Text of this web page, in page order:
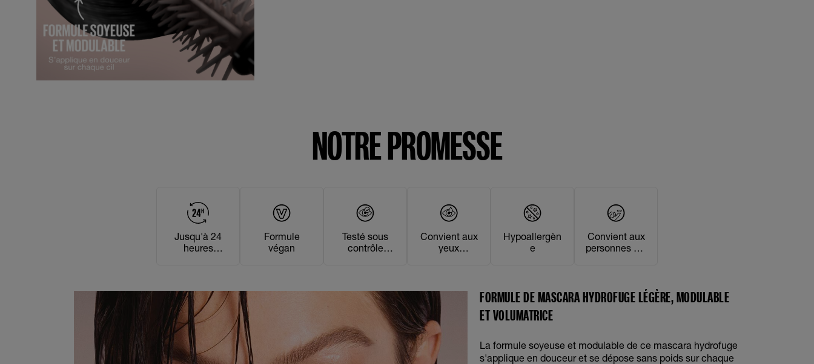
NOTRE PROMESSE
Jusqu'à 24
heures
Formule
végan
Testé sous
contrôle
Convient aux
yeux
Hypoallergèn
e
Convient aux
personnes qui
FORMULE DE MASCARA HYDROFUGE LÉGÈRE, MODULABLE
ET VOLUMATRICE
La formule soyeuse et modulable de ce mascara hydrofuge
s'applique en douceur et se dépose sans poids sur chaque